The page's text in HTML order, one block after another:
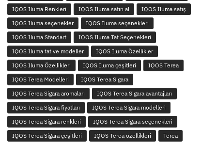
IQOS Iluma Renkleri
IQOS Iluma satın al
IQOS Iluma satış
IQOS Iluma seçenekler
IQOS Iluma seçenekleri
IQOS Iluma Standart
IQOS Iluma Tat Seçenekleri
IQOS Iluma tat ve modeller
IQOS Iluma Özellikler
IQOS Iluma Özellikleri
IQOS Iluma çeşitleri
IQOS Terea
IQOS Terea Modelleri
IQOS Terea Sigara
IQOS Terea Sigara aromaları
IQOS Terea Sigara avantajları
IQOS Terea Sigara fiyatları
IQOS Terea Sigara modelleri
IQOS Terea Sigara renkleri
IQOS Terea Sigara seçenekleri
IQOS Terea Sigara çeşitleri
IQOS Terea özellikleri
Terea